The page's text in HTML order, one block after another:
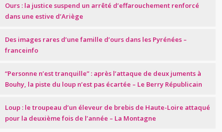
Ours : la justice suspend un arrêté d’effarouchement renforcé
dans une estive d’Ariège
Des images rares d’une famille d’ours dans les Pyrénées –
franceinfo
“Personne n’est tranquille” : après l’attaque de deux juments à
Bouhy, la piste du loup n’est pas écartée – Le Berry Républicain
Loup : le troupeau d’un éleveur de brebis de Haute-Loire attaqué
pour la deuxième fois de l’année – La Montagne